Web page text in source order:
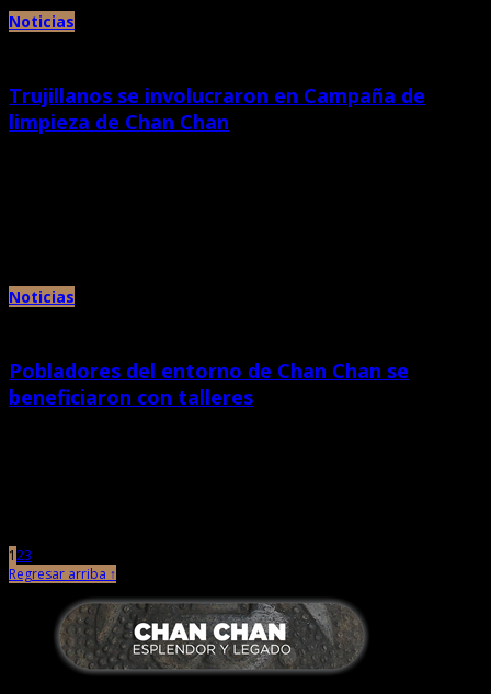
Noticias
Trujillanos se involucraron en Campaña de
limpieza de Chan Chan
Noticias
Pobladores del entorno de Chan Chan se
beneficiaron con talleres
123
Regresar arriba ↑